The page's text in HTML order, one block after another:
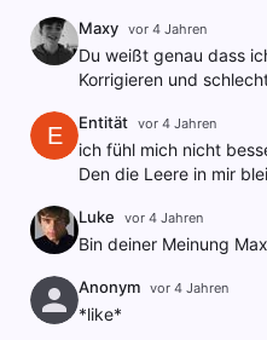
Maxy vor 4 Jahren
Du weißt genau dass
Korrigieren und
E Entität vor 4 Jahren
ich fühl mich nicht
Den die Leere in mir
Luke vor 4 Jahren
Bin deiner Meinung
Anonym vor 4 Jahren
*like*